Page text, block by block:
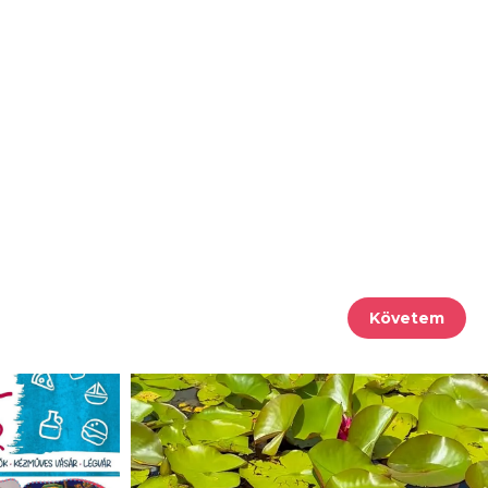
Követem